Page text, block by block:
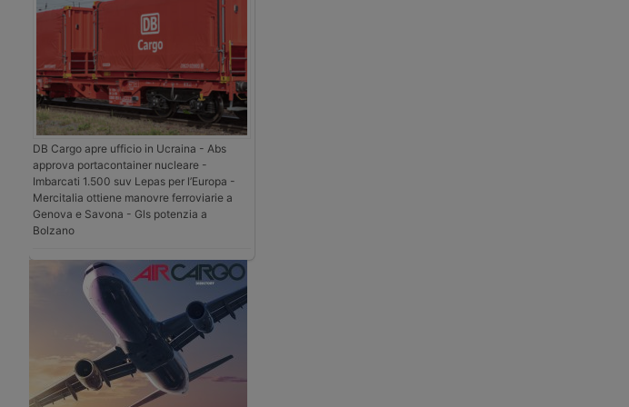
DB Cargo apre ufficio in Ucraina - Abs
approva portacontainer nucleare -
Imbarcati 1.500 suv Lepas per l’Europa -
Mercitalia ottiene manovre ferroviarie a
Genova e Savona - Gls potenzia a
Bolzano